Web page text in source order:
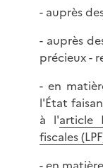
- auprès
- auprès
précieux -
- en
l'État
à l'article
fiscales